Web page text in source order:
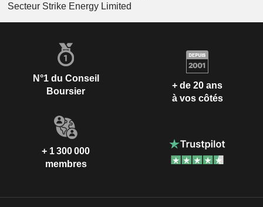
Secteur Strike Energy Limited
N°1 du Conseil
Boursier
+ de 20 ans
à vos côtés
+ 1 300 000
membres